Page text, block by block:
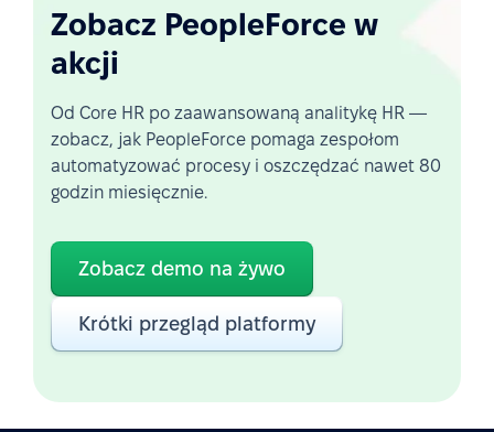
Zobacz PeopleForce w
akcji
Od Core HR po zaawansowaną analitykę HR —
zobacz, jak PeopleForce pomaga zespołom
automatyzować procesy i oszczędzać nawet 80
godzin miesięcznie.
Zobacz demo na żywo
Krótki przegląd platformy